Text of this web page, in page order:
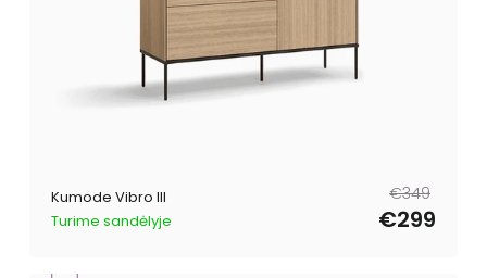
Kumode Vibro III
Turime sandėlyje
Parastā€349
Pārdošanas
€299